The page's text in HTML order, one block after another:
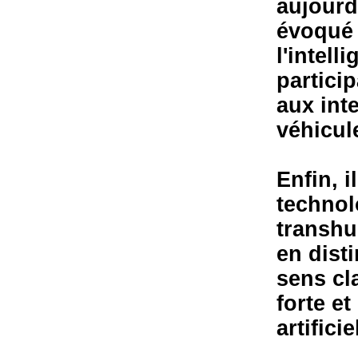
aux
Enfin,
en
sens
forte et